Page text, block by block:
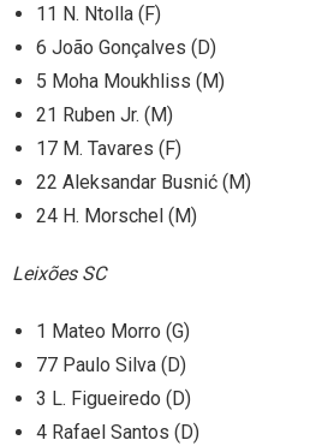
11 N. Ntolla (F)
6 João Gonçalves (D)
5 Moha Moukhliss (M)
21 Ruben Jr. (M)
17 M. Tavares (F)
22 Aleksandar Busnić (M)
24 H. Morschel (M)
Leixões SC
1 Mateo Morro (G)
77 Paulo Silva (D)
3 L. Figueiredo (D)
4 Rafael Santos (D)